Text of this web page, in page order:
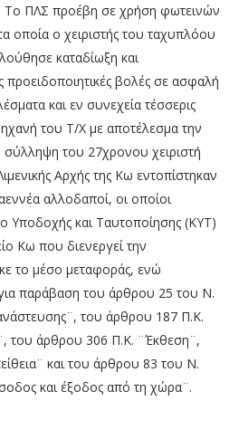
Το ΠΛΣ προέβη σε χρήση φωτεινών
οποία ο χειριστής του ταχυπλόου
καταδίωξη και
προειδοποιητικές βολές σε ασφαλή
και εν συνεχεία τέσσερις
του Τ/Χ με αποτέλεσμα την
σύλληψη του 27χρονου χειριστή
Αρχής της Κω εντοπίστηκαν
αλλοδαποί, οι οποίοι
Υποδοχής και Ταυτοποίησης (ΚΥΤ)
Κω που διενεργεί την
το μέσο μεταφοράς, ενώ
παράβαση του άρθρου 25 του Ν.
του άρθρου 187 Π.Κ.
του άρθρου 306 Π.Κ. ¨Έκθεση¨,
και του άρθρου 83 του Ν.
και έξοδος από τη χώρα¨.